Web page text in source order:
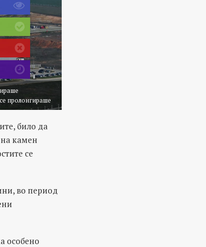
пролонгираше
било да
камен
се
во период
особено